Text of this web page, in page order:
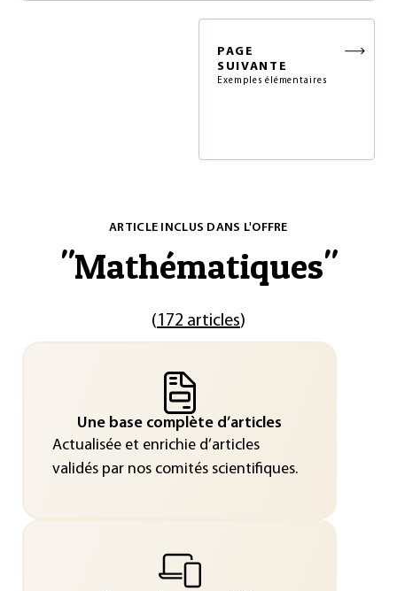
PAGE
SUIVANTE
Exemples élémentaires
ARTICLE INCLUS DANS L'OFFRE
"Mathématiques"
(172 articles)
Une base complète d’articles
Actualisée et enrichie d’articles
validés par nos comités scientifiques.